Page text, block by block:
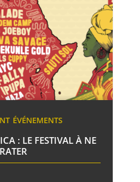
ÉVÉNEMENTS
: LE FESTIVAL À NE